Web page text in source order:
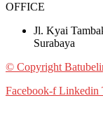
OFFICE
Jl. Kyai
Surabaya
© Copyright
Facebook-f Linkedin